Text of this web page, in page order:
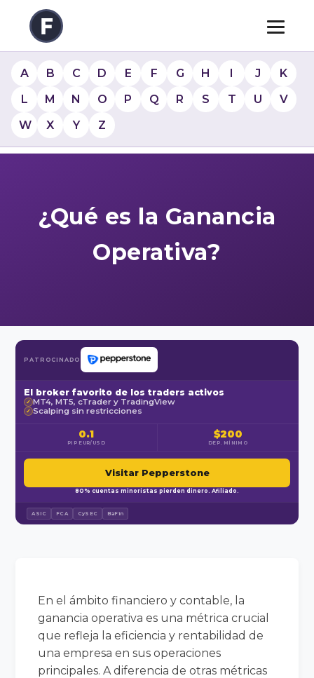
A B C D E F G H I J
K
L
M N O P Q R S T U
V
W
X Y Z
¿Qué es la Ganancia
Operativa?
PATROCINADO
El broker favorito de los traders activos
✓ MT4, MT5, cTrader y TradingView
✓ Scalping sin restricciones
0.1
PIP EUR/USD
$200
DEP. MÍNIMO
Visitar Pepperstone
80% cuentas minoristas pierden dinero. Afiliado.
ASIC FCA CySEC BaFin
En el ámbito financiero y contable, la
ganancia operativa es una métrica crucial
que refleja la eficiencia y rentabilidad de
una empresa en sus operaciones
principales. A diferencia de otras métricas